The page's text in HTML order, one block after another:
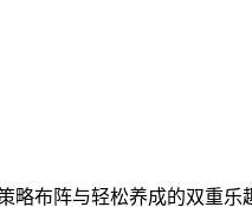
布阵与轻松养成的双重